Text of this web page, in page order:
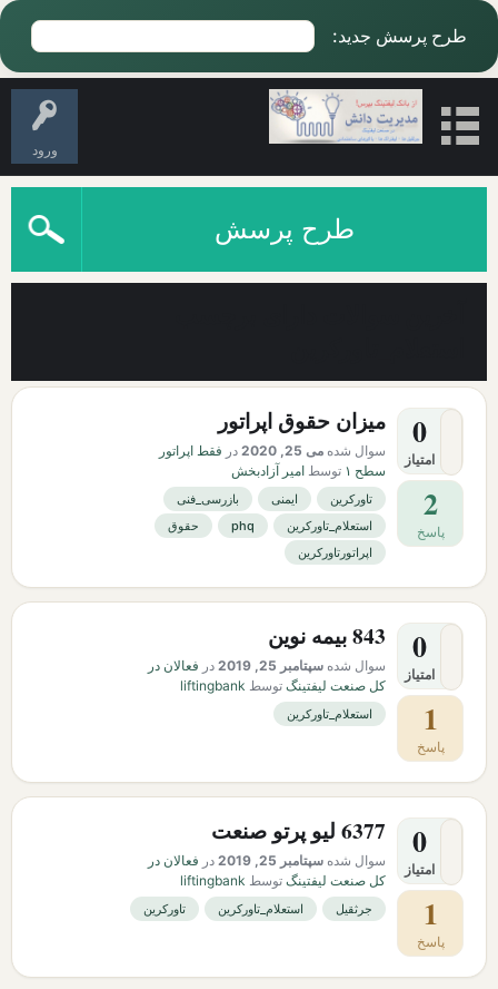
طرح پرسش جدید:
ورود
طرح پرسش
0
امتیاز
2
پاسخ
میزان حقوق اپراتور
سوال شده می 25, 2020 در فقط اپراتور
سطح ۱
توسط امیر آزادبخش
تاورکرین ایمنی
بازرسی_فنی
استعلام_تاورکرین
phq
حقوق
اپراتورتاورکرین
0
امتیاز
1
پاسخ
843 بیمه نوین
سوال شده سپتامبر 25, 2019 در فعالان در
کل صنعت لیفتینگ توسط liftingbank
استعلام_تاورکرین
0
امتیاز
1
پاسخ
6377 لیو پرتو صنعت
سوال شده سپتامبر 25, 2019 در فعالان در
کل صنعت لیفتینگ توسط liftingbank
جرثقیل استعلام_تاورکرین تاورکرین